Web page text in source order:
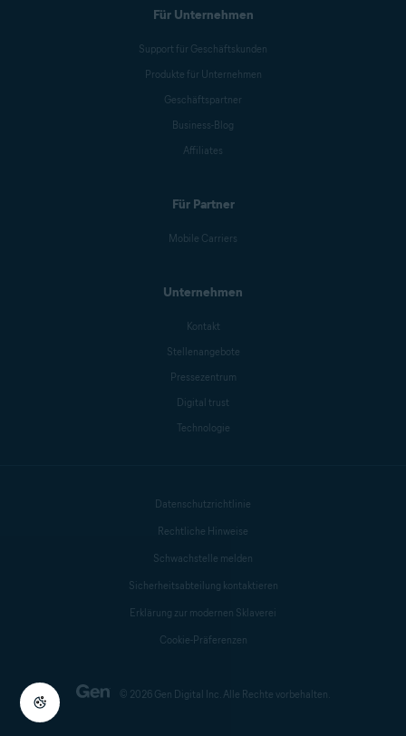
Für Unternehmen
Support für Geschäftskunden
Produkte für Unternehmen
Geschäftspartner
Business-Blog
Affiliates
Für Partner
Mobile Carriers
Unternehmen
Kontakt
Stellenangebote
Pressezentrum
Digital trust
Technologie
© 2026 Gen Digital Inc. Alle Rechte vorbehalten.
Datenschutzrichtlinie
Rechtliche Hinweise
Schwachstelle melden
Sicherheitsabteilung kontaktieren
Erklärung zur modernen Sklaverei
Cookie-Präferenzen